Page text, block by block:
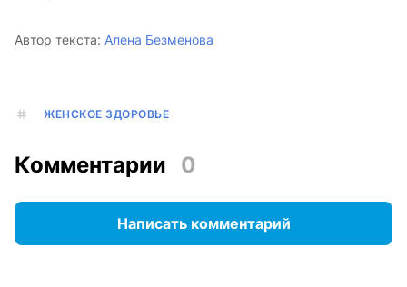
Автор текста: Алена Безменова
ЖЕНСКОЕ ЗДОРОВЬЕ
Комментарии 0
Написать комментарий